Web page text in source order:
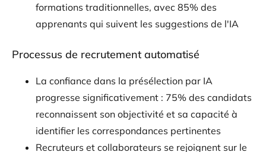
formations traditionnelles, avec 85% des
apprenants qui suivent les suggestions de l'IA
Processus de recrutement automatisé
La confiance dans la présélection par IA
progresse significativement : 75% des candidats
reconnaissent son objectivité et sa capacité à
identifier les correspondances pertinentes
Recruteurs et collaborateurs se rejoignent sur le